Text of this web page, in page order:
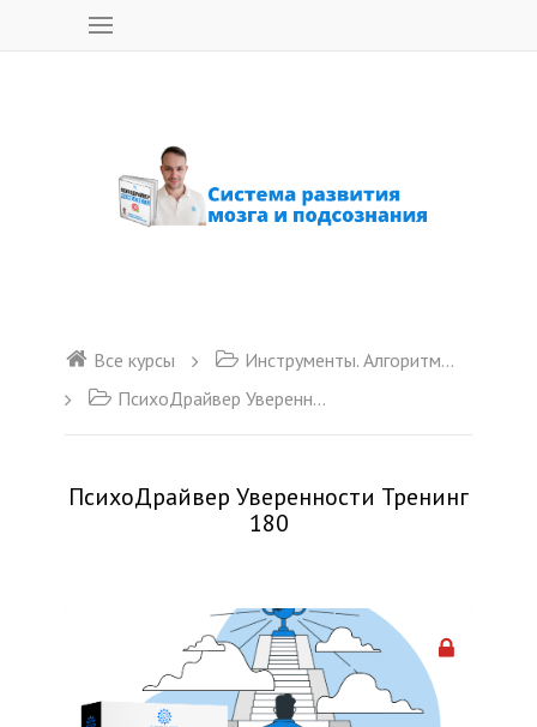
Все курсы
Инструменты. Алгоритмы. VIP Психодайверы, Курсы и тренажеры для мозга
ПсихоДрайвер Уверенности Тренинг 180
ПсихоДрайвер Уверенности Тренинг
180